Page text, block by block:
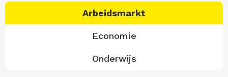
Arbeidsmarkt
Economie
Onderwijs